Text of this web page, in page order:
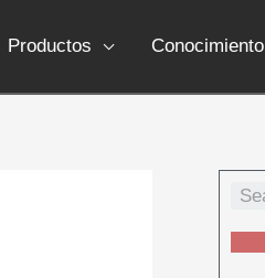
Productos Conocimiento